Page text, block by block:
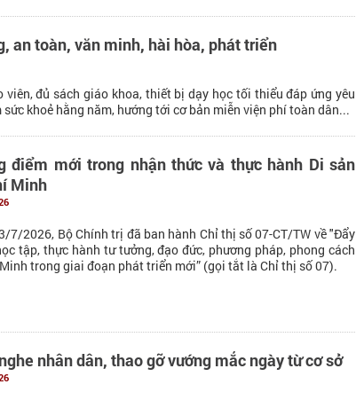
an toàn, văn minh, hài hòa, phát triển
đủ sách giáo khoa, thiết bị dạy học tối thiểu đáp ứng yêu
khoẻ hằng năm, hướng tới cơ bản miễn viện phí toàn dân...
điểm mới trong nhận thức và thực hành Di sản
Minh
7/2026, Bộ Chính trị đã ban hành Chỉ thị số 07-CT/TW về "Đẩy
tập, thực hành tư tưởng, đạo đức, phương pháp, phong cách
trong giai đoạn phát triển mới” (gọi tắt là Chỉ thị số 07).
nhân dân, thao gỡ vướng mắc ngày từ cơ sở